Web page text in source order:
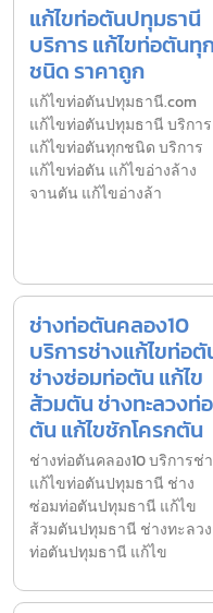
แก้ไขท่อตันปทุมธานี
บริการ แก้ไขท่อตันทุ
ชนิด ราคาถูก
แก้ไขท่อตันปทุมธานี.com
แก้ไขท่อตันปทุมธานี บริการ
แก้ไขท่อตันทุกชนิด บริการ
แก้ไขท่อตัน แก้ไขอ่างล้าง
จานตัน แก้ไขอ่างล้า
ช่างท่อตันคลอง10
บริการช่างแก้ไขท่อตั
ช่างซ่อมท่อตัน แก้ไข
ส้วมตัน ช่างทะลวงท่อ
ตัน แก้ไขชักโครกตัน
ช่างท่อตันคลอง10 บริการช่
แก้ไขท่อตันปทุมธานี ช่าง
ซ่อมท่อตันปทุมธานี แก้ไข
ส้วมตันปทุมธานี ช่างทะลวง
ท่อตันปทุมธานี แก้ไข